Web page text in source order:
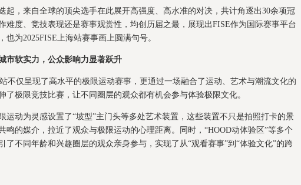
起，来自全球的顶尖选手在此展开高强度、高水准的对决，共计角逐出30余项冠
难度、竞技表现还是赛事观赏性，均创历届之最，展现出FISE作为国际赛事平台
也为2025FISE上海站赛事画上圆满句号。
市软实力，公众影响力显著跃升
不仅呈现了高水平的极限运动赛事，更通过一场融合了运动、艺术与潮流文化的
了极限竞技比赛，让不同圈层的观众都有机会参与体验极限文化。
运动为灵感设置了“坡型”主门头等多处艺术装置，这些装置不只是拍照打卡的景
鸣的媒介，拉近了观众与极限运动的心理距离。同时，“HOOD动体验区”等多个
了不同年龄和兴趣圈层的观众亲身参与，实现了从“观看赛事”到“体验文化”的跨